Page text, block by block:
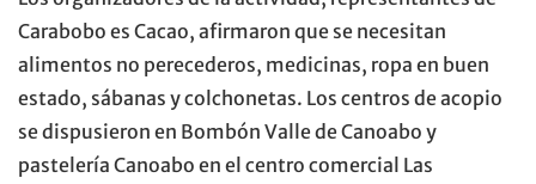
Carabobo es Cacao, afirmaron que se necesitan
alimentos no perecederos, medicinas, ropa en buen
estado, sábanas y colchonetas. Los centros de acopio
se dispusieron en Bombón Valle de Canoabo y
pastelería Canoabo en el centro comercial Las